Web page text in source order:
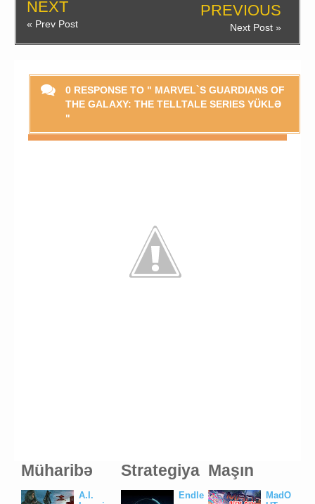
NEXT
« Prev Post
PREVIOUS
Next Post »
0 RESPONSE TO " MARVEL`S GUARDIANS OF
THE GALAXY: THE TELLTALE SERIES YÜKLƏ
"
Smaylikləri Göstər
Müharibə
A.I.
Maşın
MadO
Strategiya
Endle